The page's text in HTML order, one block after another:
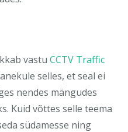
vastu CCTV Traffic
selles, et seal ei
nendes mängudes
Kuid võttes selle teema
südamesse ning